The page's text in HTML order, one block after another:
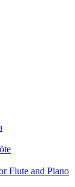
Flute and Piano